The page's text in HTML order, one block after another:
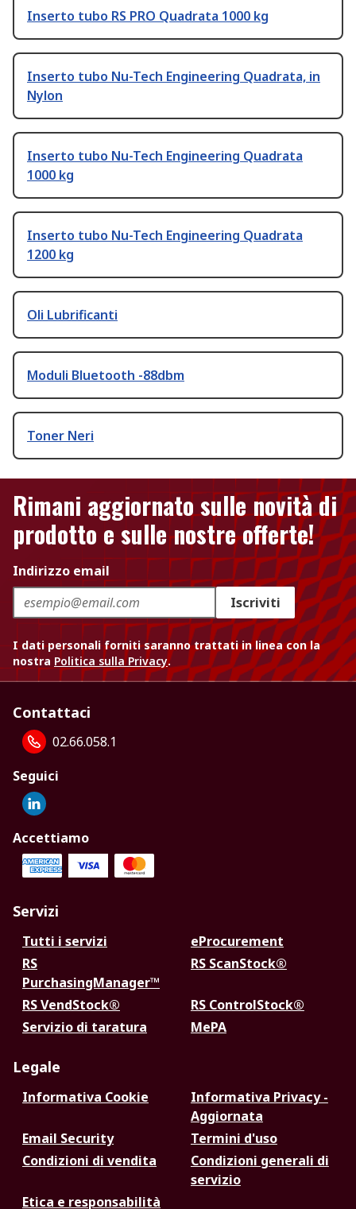
Inserto tubo RS PRO Quadrata 1000 kg
Inserto tubo Nu-Tech Engineering Quadrata, in
Nylon
Inserto tubo Nu-Tech Engineering Quadrata
1000 kg
Inserto tubo Nu-Tech Engineering Quadrata
1200 kg
Oli Lubrificanti
Moduli Bluetooth -88dbm
Toner Neri
Rimani aggiornato sulle novità di
prodotto e sulle nostre offerte!
Indirizzo email
Iscriviti
I dati personali forniti saranno trattati in linea con la
nostra Politica sulla Privacy.
Contattaci
02.66.058.1
Seguici
Accettiamo
Servizi
Tutti i servizi
eProcurement
RS
PurchasingManager™
RS ScanStock®
RS VendStock®
RS ControlStock®
Servizio di taratura
MePA
Legale
Informativa Cookie
Informativa Privacy -
Aggiornata
Email Security
Termini d'uso
Condizioni di vendita
Condizioni generali di
servizio
Etica e responsabilità